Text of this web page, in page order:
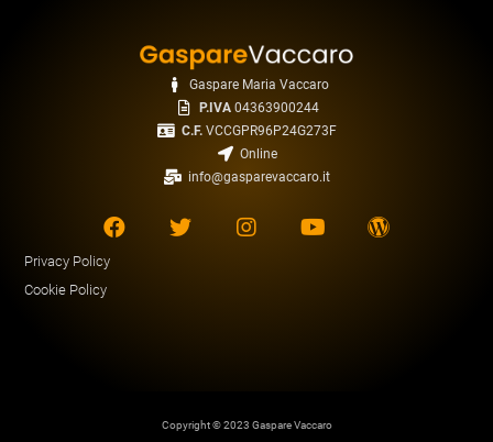
Gaspare Maria Vaccaro
P.IVA04363900244
C.F.VCCGPR96P24G273F
Online
info@gasparevaccaro.it
Privacy Policy
Cookie Policy
Copyright © 2023 Gaspare Vaccaro